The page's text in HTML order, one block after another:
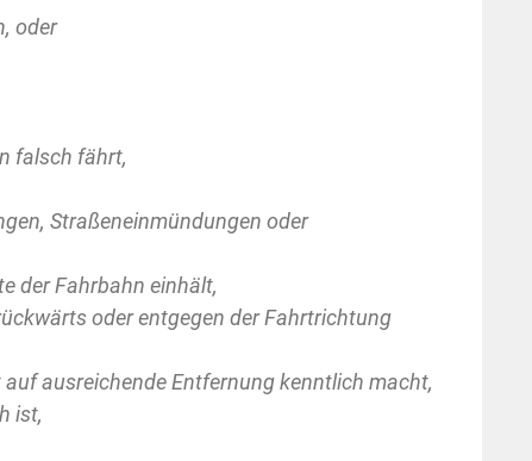
oder
falsch fährt,
Straßeneinmündungen oder
der Fahrbahn einhält,
oder entgegen der Fahrtrichtung
ausreichende Entfernung kenntlich macht,
ist,